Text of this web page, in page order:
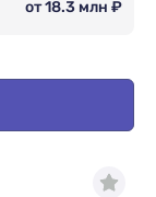
от 18.3 млн ₽